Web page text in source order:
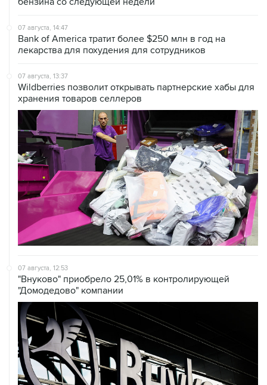
07 августа, 14:47
лекарства для похудения для сотрудников
07 августа, 13:37
хранения товаров селлеров
07 августа, 12:53
"Домодедово" компании